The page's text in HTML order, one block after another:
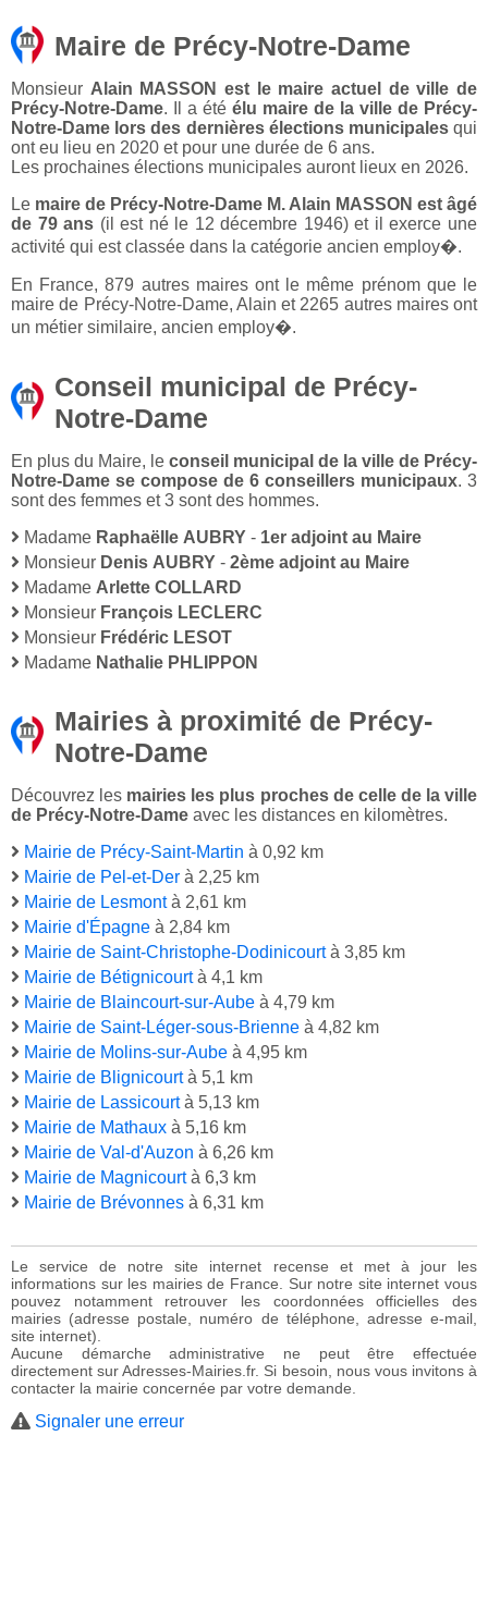
Maire de Précy-Notre-Dame
Monsieur Alain MASSON est le maire actuel de ville de
Précy-Notre-Dame. Il a été élu maire de la ville de Précy-
Notre-Dame lors des dernières élections municipalesqui
ont eu lieu en 2020 et pour une durée de 6 ans.
Les prochaines élections municipales auront lieux en 2026.
Le maire de Précy-Notre-Dame M. Alain MASSON est âgé
de 79 ans (il est né le 12 décembre 1946) et il exerce une
activité qui est classée dans la catégorie ancien employ�.
En France, 879 autres maires ont le même prénom que le
maire de Précy-Notre-Dame, Alain et 2265 autres maires ont
un métier similaire, ancien employ�.
Conseil municipal de Précy-
Notre-Dame
En plus du Maire, le conseil municipal de la ville de Précy-
Notre-Dame se compose de 6 conseillers municipaux. 3
sont des femmes et 3 sont des hommes.
Madame Raphaëlle AUBRY - 1er adjoint au Maire
Monsieur Denis AUBRY - 2ème adjoint au Maire
Madame Arlette COLLARD
Monsieur François LECLERC
Monsieur Frédéric LESOT
Madame Nathalie PHLIPPON
Mairies à proximité de Précy-
Notre-Dame
Découvrez les mairies les plus proches de celle de la ville
de Précy-Notre-Dame avec les distances en kilomètres.
Mairie de Précy-Saint-Martin à 0,92 km
Mairie de Pel-et-Der à 2,25 km
Mairie de Lesmontà 2,61 km
Mairie d'Épagne à 2,84 km
Mairie de Saint-Christophe-Dodinicourtà 3,85 km
Mairie de Bétignicourtà 4,1 km
Mairie de Blaincourt-sur-Aube à 4,79 km
Mairie de Saint-Léger-sous-Brienne à 4,82 km
Mairie de Molins-sur-Aube à 4,95 km
Mairie de Blignicourtà 5,1 km
Mairie de Lassicourtà 5,13 km
Mairie de Mathaux à 5,16 km
Mairie de Val-d'Auzon à 6,26 km
Mairie de Magnicourtà 6,3 km
Mairie de Brévonnes à 6,31 km
Le service de notre site internet recense et met à jour les
informations sur les mairies de France. Sur notre site internet vous
pouvez notamment retrouver les coordonnées officielles des
mairies (adresse postale, numéro de téléphone, adresse e-mail,
site internet).
Aucune démarche administrative ne peut être effectuée
directement sur Adresses-Mairies.fr. Si besoin, nous vous invitons à
contacter la mairie concernée par votre demande.
Signaler une erreur